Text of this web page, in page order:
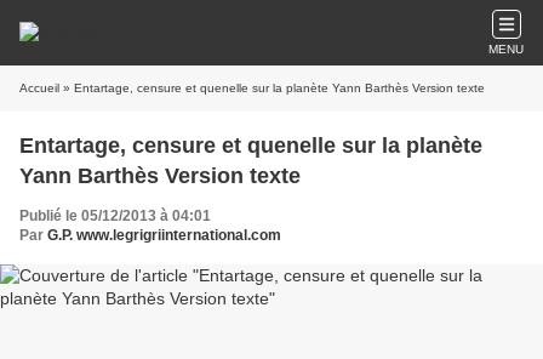
MENU
Accueil » Entartage, censure et quenelle sur la planète Yann Barthès Version texte
Entartage, censure et quenelle sur la planète
Yann Barthès Version texte
Publié le 05/12/2013 à 04:01
Par G.P. www.legrigriinternational.com